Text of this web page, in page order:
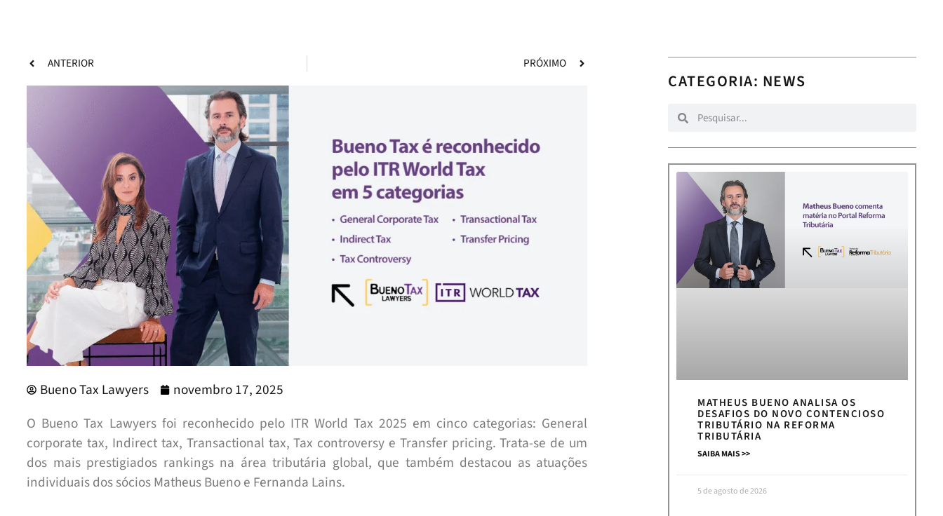
ANTERIOR PRÓXIMO
Bueno Tax Lawyers
novembro 17, 2025
O Bueno Tax Lawyers foi reconhecido pelo ITR World Tax 2025 em cinco categorias: General
corporate tax, Indirect tax, Transactional tax, Tax controversy e Transfer pricing. Trata-se de um
dos mais prestigiados rankings na área tributária global, que também destacou as atuações
individuais dos sócios Matheus Bueno e Fernanda Lains.
CATEGORIA: NEWS
MATHEUS BUENO ANALISA OS
DESAFIOS DO NOVO CONTENCIOSO
TRIBUTÁRIO NA REFORMA
TRIBUTÁRIA
SAIBA MAIS >>
5 de agosto de 2026